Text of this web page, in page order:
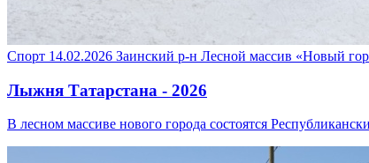
Спорт 14.02.2026 Заинский р-н Лесной массив «Новый
Лыжня Татарстана - 2026
В лесном массиве нового города состоятся